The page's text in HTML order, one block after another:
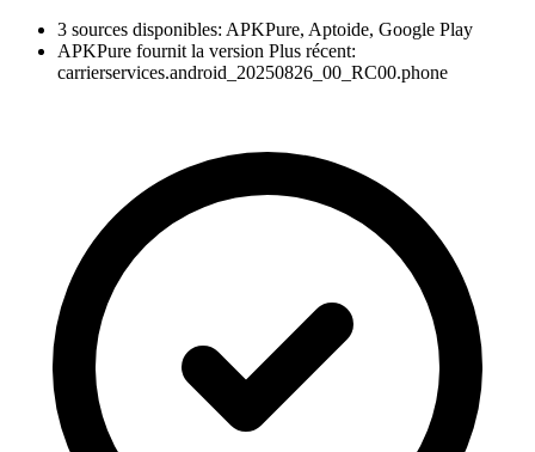
3 sources disponibles: APKPure, Aptoide, Google Play
APKPure fournit la version Plus récent:
carrierservices.android_20250826_00_RC00.phone